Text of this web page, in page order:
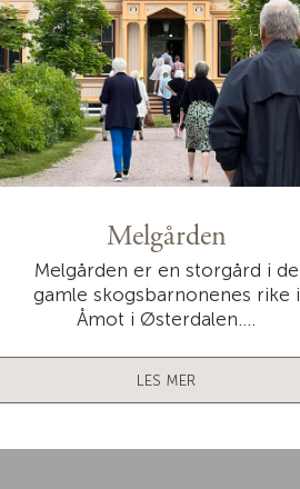
Melgården
Melgården er en storgård i de
gamle skogsbarnonenes rike i
Åmot i Østerdalen....
LES MER